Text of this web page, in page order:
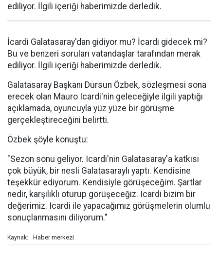
ediliyor. İlgili içeriği haberimizde derledik.
İcardi Galatasaray'dan gidiyor mu? İcardi gidecek mi?
Bu ve benzeri soruları vatandaşlar tarafından merak
ediliyor. İlgili içeriği haberimizde derledik.
Galatasaray Başkanı Dursun Özbek, sözleşmesi sona
erecek olan Mauro Icardi'nin geleceğiyle ilgili yaptığı
açıklamada, oyuncuyla yüz yüze bir görüşme
gerçekleştireceğini belirtti.
Özbek şöyle konuştu:
"Sezon sonu geliyor. Icardi'nin Galatasaray'a katkısı
çok büyük, bir nesli Galatasaraylı yaptı. Kendisine
teşekkür ediyorum. Kendisiyle görüşeceğim. Şartlar
nedir, karşılıklı oturup görüşeceğiz. Icardi bizim bir
değerimiz. Icardi ile yapacağımız görüşmelerin olumlu
sonuçlanmasını diliyorum."
Kaynak: Haber merkezi